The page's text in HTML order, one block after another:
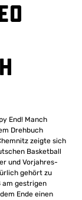
End! Manch
Drehbuch
zeigte sich
Basketball
und Vorjahres-
gehört zu
am gestrigen
Ende einen